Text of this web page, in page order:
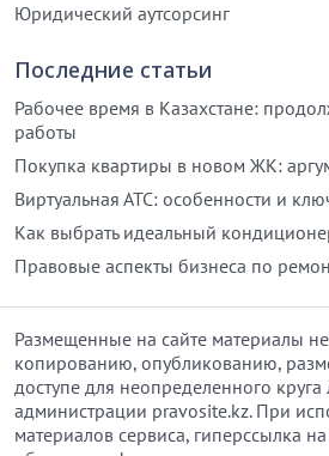
Юридический аутсорсинг
Последние статьи
Рабочее время в Казахстане:
работы
Покупка квартиры в новом ЖК:
Виртуальная АТС: особенности и
Как выбрать идеальный
Правовые аспекты бизнеса по
Размещенные на сайте материалы
копированию, опубликованию,
доступе для неопределенного
администрации pravosite.kz. При
материалов сервиса, гиперссылка